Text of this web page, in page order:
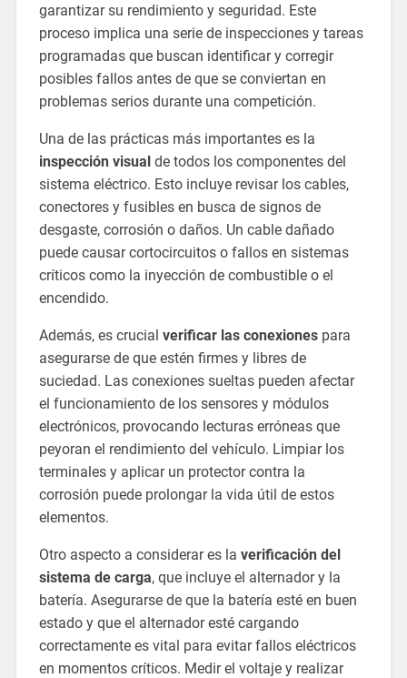
garantizar su rendimiento y seguridad. Este
proceso implica una serie de inspecciones y tareas
programadas que buscan identificar y corregir
posibles fallos antes de que se conviertan en
problemas serios durante una competición.
Una de las prácticas más importantes es la
inspección visualde todos los componentes del
sistema eléctrico. Esto incluye revisar los cables,
conectores y fusibles en busca de signos de
desgaste, corrosión o daños. Un cable dañado
puede causar cortocircuitos o fallos en sistemas
críticos como la inyección de combustible o el
encendido.
Además, es crucial verificar las conexionespara
asegurarse de que estén firmes y libres de
suciedad. Las conexiones sueltas pueden afectar
el funcionamiento de los sensores y módulos
electrónicos, provocando lecturas erróneas que
peyoran el rendimiento del vehículo. Limpiar los
terminales y aplicar un protector contra la
corrosión puede prolongar la vida útil de estos
elementos.
Otro aspecto a considerar es la verificación del
sistema de carga, que incluye el alternador y la
batería. Asegurarse de que la batería esté en buen
estado y que el alternador esté cargando
correctamente es vital para evitar fallos eléctricos
en momentos críticos. Medir el voltaje y realizar